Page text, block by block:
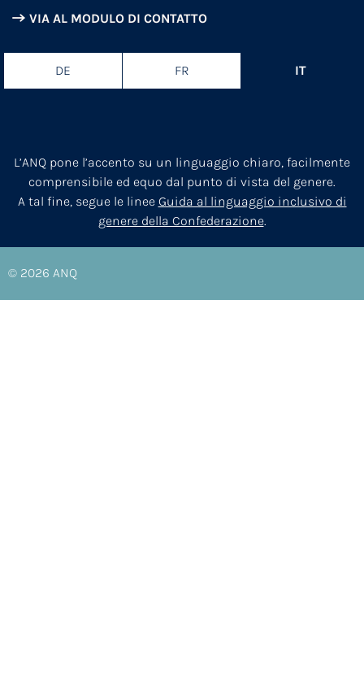
VIA AL MODULO DI CONTATTO
DE FR IT
L’ANQ pone l’accento su un linguaggio chiaro, facilmente
comprensibile ed equo dal punto di vista del genere.
A tal fine, segue le linee Guida al linguaggio inclusivo di
genere della Confederazione.
© 2026 ANQ